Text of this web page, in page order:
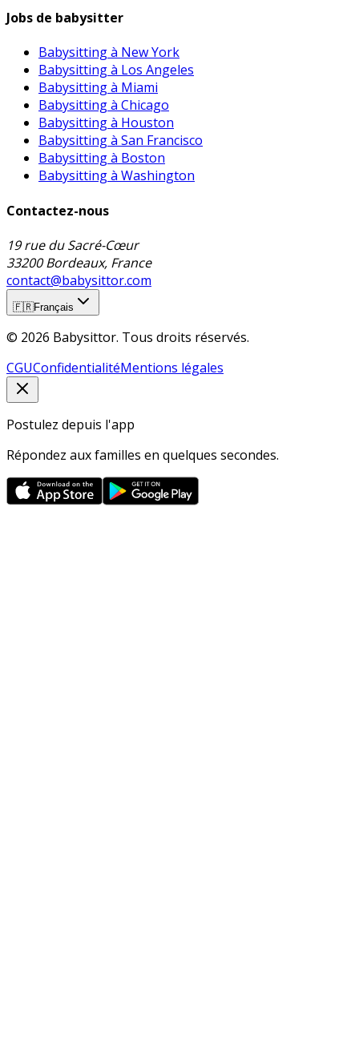
Jobs de babysitter
Babysitting à New York
Babysitting à Los Angeles
Babysitting à Miami
Babysitting à Chicago
Babysitting à Houston
Babysitting à San Francisco
Babysitting à Boston
Babysitting à Washington
Contactez-nous
19 rue du Sacré-Cœur
33200 Bordeaux, France
contact@babysittor.com
🇫🇷Français
© 2026 Babysittor. Tous droits réservés.
CGUConfidentialitéMentions légales
Postulez depuis l'app
Répondez aux familles en quelques secondes.